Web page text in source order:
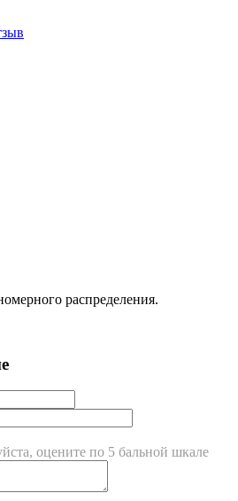
распределения.
оцените по 5 бальной шкале